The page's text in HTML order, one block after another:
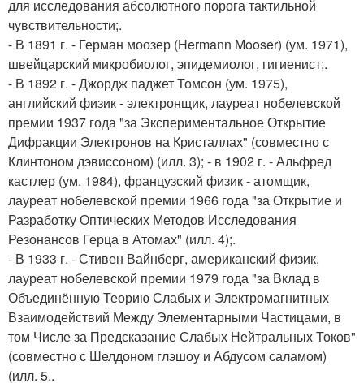
для исследования абсолютного порога тактильной
чувствительности;.
- В 1891 г. - Герман моозер (Hermann Mooser) (ум. 1971),
швейцарский микробиолог, эпидемиолог, гигиенист;.
- В 1892 г. - Джордж паджет Томсон (ум. 1975),
английский физик - электронщик, лауреат нобелевской
премии 1937 года "за Экспериментальное Открытие
Дифракции Электронов на Кристаллах" (совместно с
Клинтоном дэвиссоном) (илл. 3); - в 1902 г. - Альфред
кастлер (ум. 1984), французский физик - атомщик,
лауреат нобелевской премии 1966 года "за Открытие и
Разработку Оптических Методов Исследования
Резонансов Герца в Атомах" (илл. 4);.
- В 1933 г. - Стивен Вайнберг, американский физик,
лауреат нобелевской премии 1979 года "за Вклад в
Объединённую Теорию Слабых и Электромагнитных
Взаимодействий Между Элементарными Частицами, в
том Числе за Предсказание Слабых Нейтральных Токов"
(совместно с Шелдоном глэшоу и Абдусом саламом)
(илл. 5..